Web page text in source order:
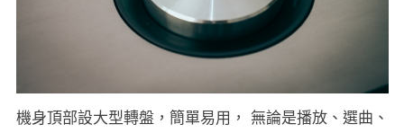
機身頂部設大型轉盤，簡單易用， 無論是播放、選曲、